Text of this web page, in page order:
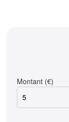
Montant (€)